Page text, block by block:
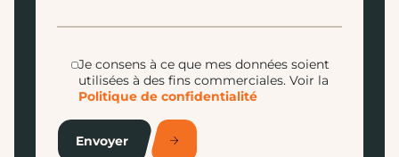
Je consens à ce que mes données soient
utilisées à des fins commerciales. Voir la
Politique de confidentialité
Envoyer